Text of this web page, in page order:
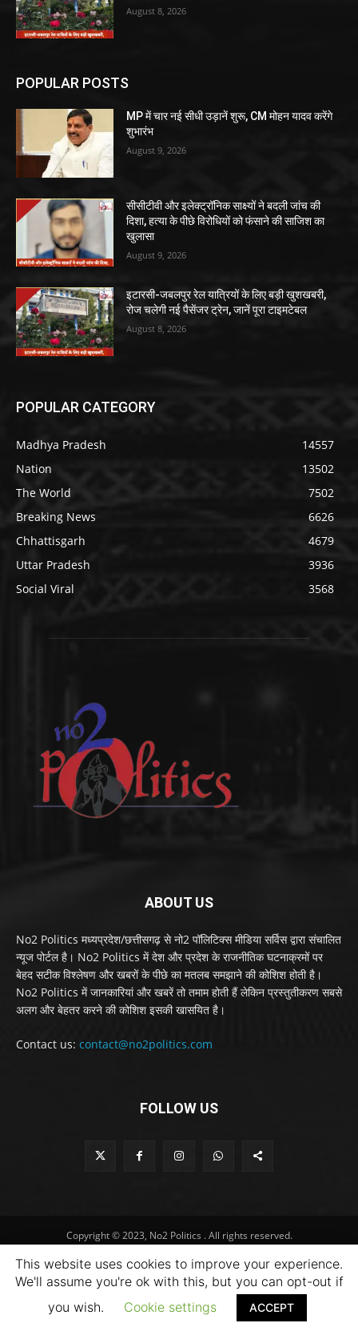
August 8, 2026
POPULAR POSTS
MP में चार नई सीधी उड़ानें शुरू, CM मोहन यादव करेंगे
शुभारंभ
August 9, 2026
सीसीटीवी और इलेक्ट्रॉनिक साक्ष्यों ने बदली जांच की
दिशा, हत्या के पीछे विरोधियों को फंसाने की साजिश का
खुलासा
August 9, 2026
इटारसी-जबलपुर रेल यात्रियों के लिए बड़ी खुशखबरी,
रोज चलेगी नई पैसेंजर ट्रेन, जानें पूरा टाइमटेबल
August 8, 2026
POPULAR CATEGORY
Madhya Pradesh
14557
Nation
13502
The World
7502
Breaking News
6626
Chhattisgarh
4679
Uttar Pradesh
3936
Social Viral
3568
ABOUT US
No2 Politics मध्यप्रदेश/छत्तीसगढ़ से नो2 पॉलिटिक्स मीडिया सर्विस द्वारा संचालित
न्यूज पोर्टल है। No2 Politics में देश और प्रदेश के राजनीतिक घटनाक्रमों पर
बेहद सटीक विश्लेषण और खबरों के पीछे का मतलब समझाने की कोशिश होती है।
No2 Politics में जानकारियां और खबरें तो तमाम होती हैं लेकिन प्रस्तुतीकरण सबसे
अलग और बेहतर करने की कोशिश इसकी खासयित है।
Contact us: contact@no2politics.com
FOLLOW US
Copyright © 2023, No2 Politics . All rights reserved.
This website uses cookies to improve your experience.
We'll assume you're ok with this, but you can opt-out if
you wish.
Cookie settings ACCEPT